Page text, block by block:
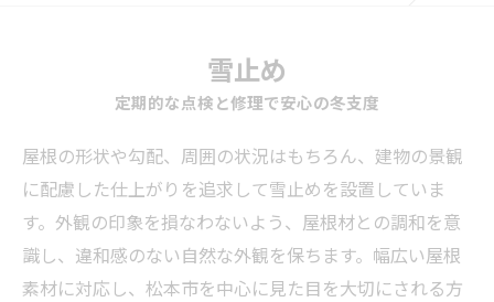
雪止め
定期的な点検と修理で安心の冬支度
屋根の形状や勾配、周囲の状況はもちろん、建物の景観
に配慮した仕上がりを追求して雪止めを設置していま
す。外観の印象を損なわないよう、屋根材との調和を意
識し、違和感のない自然な外観を保ちます。幅広い屋根
素材に対応し、松本市を中心に見た目を大切にされる方